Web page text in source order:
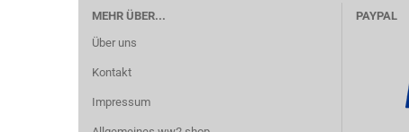
MEHR ÜBER...
Über uns
Kontakt
Impressum
PAYPAL